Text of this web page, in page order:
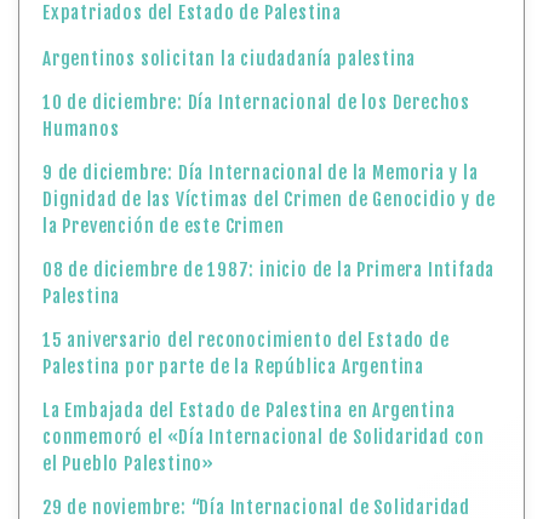
Expatriados del Estado de Palestina
Argentinos solicitan la ciudadanía palestina
10 de diciembre: Día Internacional de los Derechos
Humanos
9 de diciembre: Día Internacional de la Memoria y la
Dignidad de las Víctimas del Crimen de Genocidio y de
la Prevención de este Crimen
08 de diciembre de 1987: inicio de la Primera Intifada
Palestina
15 aniversario del reconocimiento del Estado de
Palestina por parte de la República Argentina
La Embajada del Estado de Palestina en Argentina
conmemoró el «Día Internacional de Solidaridad con
el Pueblo Palestino»
29 de noviembre: “Día Internacional de Solidaridad